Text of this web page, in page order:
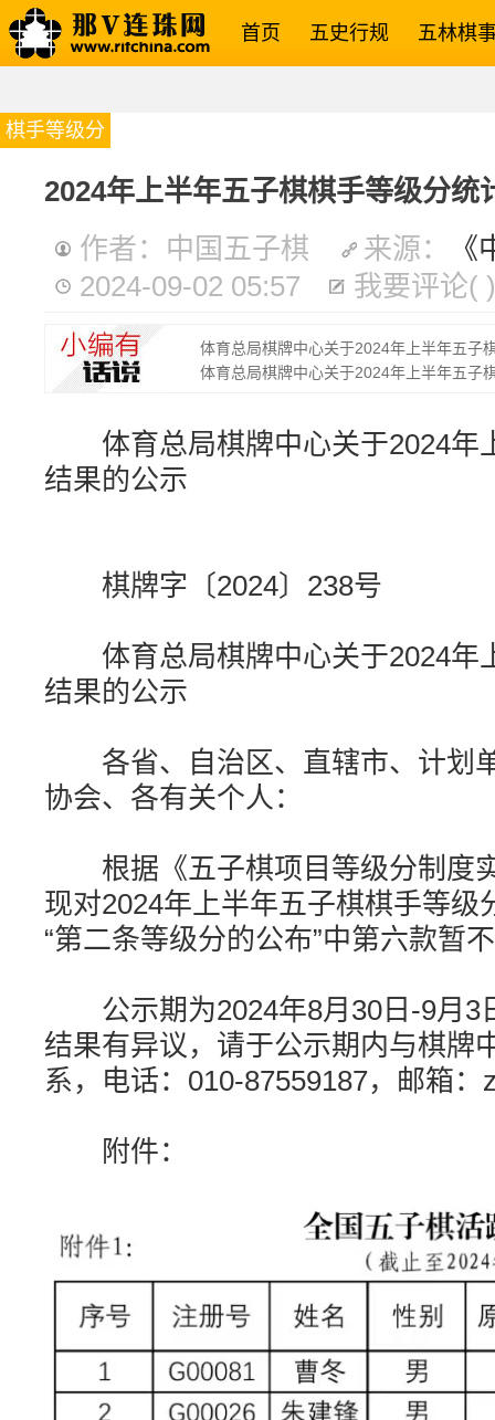
首页 五史行规 五林棋
棋手等级分
2024年上半年五子棋棋手等级分统
作者：中国五子棋
来源：
2024-09-02 05:57
我要评论( )
体育总局棋牌中心关于2024年上半年五子
体育总局棋牌中心关于2024年上半年五子
体育总局棋牌中心关于2024年
结果的公示
棋牌字〔2024〕238号
体育总局棋牌中心关于2024年
结果的公示
各省、自治区、直辖市、计划
协会、各有关个人：
根据《五子棋项目等级分制度
现对2024年上半年五子棋棋手等
“第二条等级分的公布”中第六款暂
公示期为2024年8月30日-9月3
结果有异议，请于公示期内与棋牌
系，电话：010-87559187，邮箱
附件：